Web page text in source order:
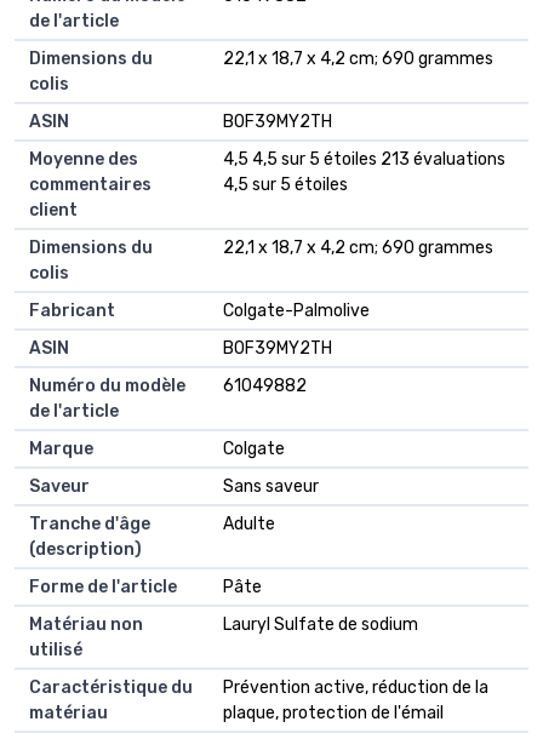
de l'article
Dimensions du
colis
‎22,1 x 18,7 x 4,2 cm; 690 grammes
ASIN
‎B0F39MY2TH
Moyenne des
commentaires
client
4,5 4,5 sur 5 étoiles 213 évaluations
4,5 sur 5 étoiles
Dimensions du
colis
22,1 x 18,7 x 4,2 cm; 690 grammes
Fabricant
Colgate-Palmolive
ASIN
B0F39MY2TH
Numéro du modèle
de l'article
61049882
Marque
Colgate
Saveur
Sans saveur
Tranche d'âge
(description)
Adulte
Forme de l'article
Pâte
Matériau non
utilisé
Lauryl Sulfate de sodium
Caractéristique du
matériau
Prévention active, réduction de la
plaque, protection de l'émail